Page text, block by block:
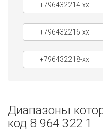
+796432214-xx
+796432216-xx
+796432218-xx
Диапазоны
код 8 964 322 1